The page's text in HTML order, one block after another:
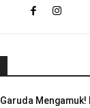
Garuda Mengamuk!